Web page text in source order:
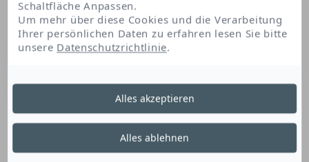
Startseite Magnesium laureth sulfate
Magnesium Laureth
Sulfate
Schaltfläche Anpassen.
Um mehr über diese Cookies und die Verarbeitung
Ihrer persönlichen Daten zu erfahren lesen Sie bitte
unsere Datenschutzrichtlinie.
Alles ablehnen
Alles akzeptieren